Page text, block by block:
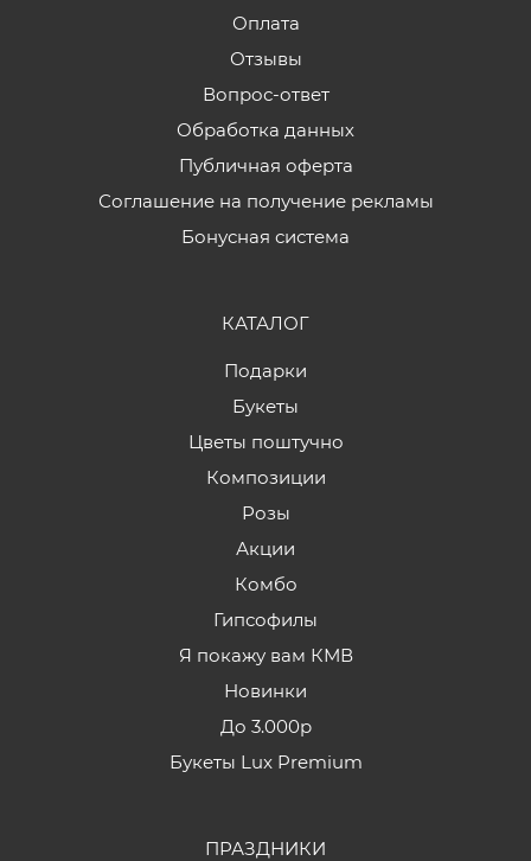
Оплата
Отзывы
Вопрос-ответ
Обработка данных
Публичная оферта
Соглашение на получение рекламы
Бонусная система
КАТАЛОГ
Подарки
Букеты
Цветы поштучно
Композиции
Розы
Акции
Комбо
Гипсофилы
Я покажу вам КМВ
Новинки
До 3.000р
Букеты Lux Premium
ПРАЗДНИКИ